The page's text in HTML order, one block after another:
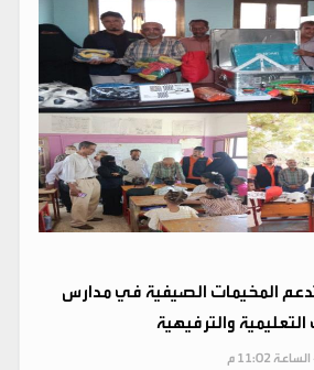
المخيمات الصيفية في مدارس
التعليمية والترفيهية